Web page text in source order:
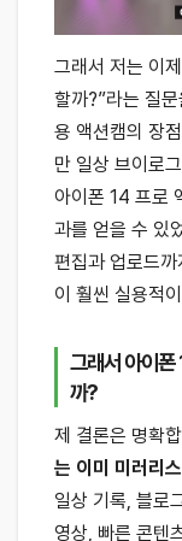
그래서 저는 이
할까?”라는 질
용 액션캠의 장
만 일상 브이로
아이폰 14 프로
과를 얻을 수 있
편집과 업로드
이 훨씬 실용적
그래서 아이
까?
제 결론은 명확
는 이미 미러리
일상 기록, 블로
영상, 빠른 콘텐